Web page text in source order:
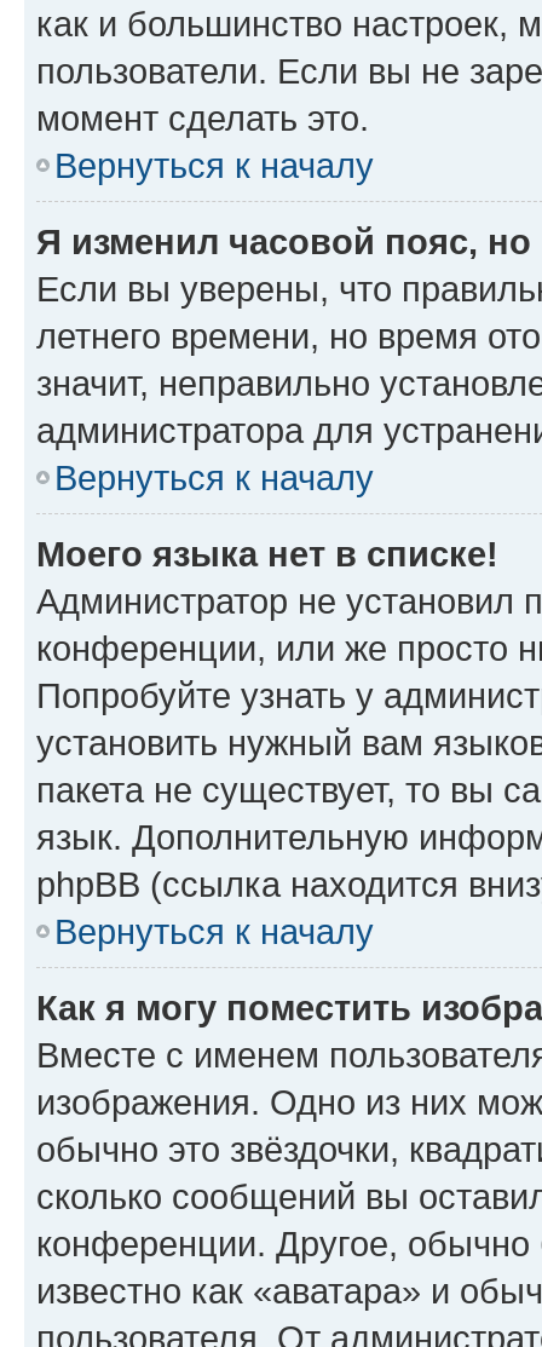
как и большинство настроек,
пользователи. Если вы не
момент сделать это.
Вернуться к началу
Я изменил часовой пояс,
Если вы уверены, что
летнего времени, но время
значит, неправильно
администратора для
Вернуться к началу
Моего языка нет в списке!
Администратор не установил
конференции, или же просто
Попробуйте узнать у
установить нужный вам
пакета не существует, то вы
язык. Дополнительную
phpBB (ссылка находится
Вернуться к началу
Как я могу поместить
Вместе с именем
изображения. Одно из них
обычно это звёздочки,
сколько сообщений вы
конференции. Другое,
известно как «аватара» и
пользователя. От